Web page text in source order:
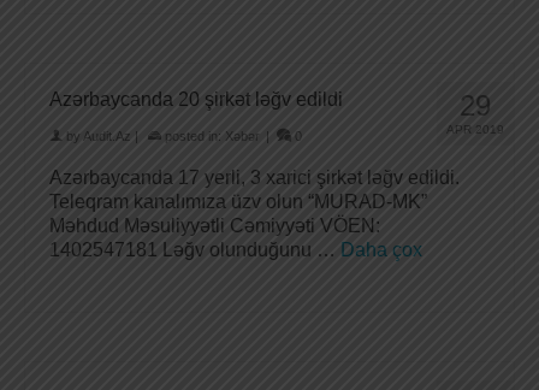
29
APR 2019
Azərbaycanda 20 şirkət ləğv edildi
by Audit.Az | posted in: Xəbər | 0
Azərbaycanda 17 yerli, 3 xarici şirkət ləğv edildi.
Teleqram kanalımıza üzv olun “MURAD-MK”
Məhdud Məsuliyyətli Cəmiyyəti VÖEN:
1402547181 Ləğv olunduğunu … Daha çox